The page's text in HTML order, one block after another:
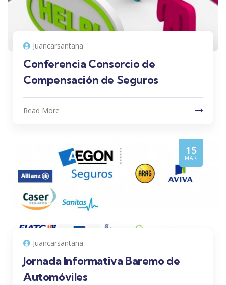
Juancarsantana
Conferencia Consorcio de
Compensación de Seguros
Read More
15
MAR
Juancarsantana
Jornada Informativa Baremo de
Automóviles